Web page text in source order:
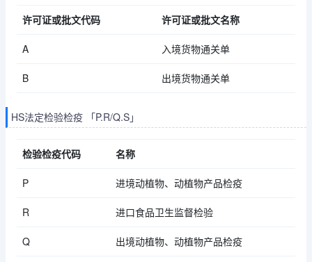
许可证或批文代码 许可证或批文名称
A 入境货物通关单
B 出境货物通关单
HS法定检验检疫 「P.R/Q.S」
检验检疫代码 名称
P 进境动植物、动植物产品检疫
R 进口食品卫生监督检验
Q 出境动植物、动植物产品检疫